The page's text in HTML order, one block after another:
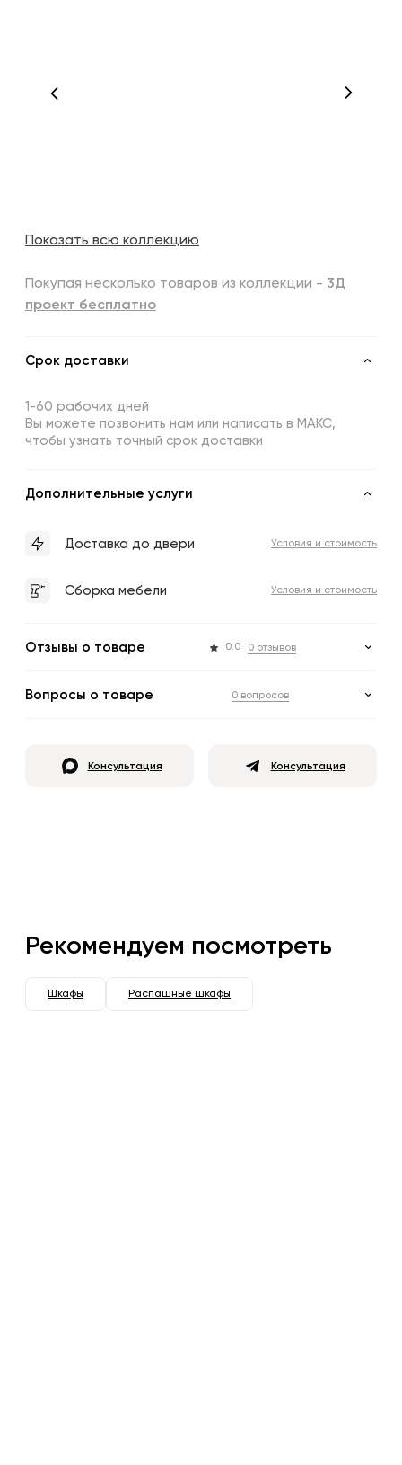
Показать всю коллекцию
Покупая несколько товаров из коллекции - 3Д
проект бесплатно
Срок доставки
1-60 рабочих дней
Вы можете позвонить нам или написать в МАКС,
чтобы узнать точный срок доставки
Дополнительные услуги
Доставка до двери Условия и стоимость
Сборка мебели Условия и стоимость
Отзывы о товаре 0.0 0 отзывов
Вопросы о товаре 0 вопросов
Консультация Консультация
Рекомендуем посмотреть
Шкафы Распашные шкафы